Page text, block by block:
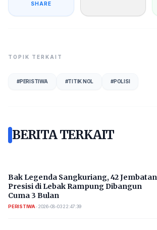
SHARE
TOPIK TERKAIT
#PERISTIWA #TITIK NOL #POLISI
BERITA TERKAIT
Bak Legenda Sangkuriang, 42 Jembatan
Presisi di Lebak Rampung Dibangun
Cuma 3 Bulan
PERISTIWA• 2026-08-03 22:47:39